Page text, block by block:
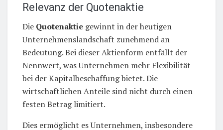
Relevanz der Quotenaktie
Die Quotenaktie gewinnt in der heutigen
Unternehmenslandschaft zunehmend an
Bedeutung. Bei dieser Aktienform entfällt der
Nennwert, was Unternehmen mehr Flexibilität
bei der Kapitalbeschaffung bietet. Die
wirtschaftlichen Anteile sind nicht durch einen
festen Betrag limitiert.
Dies ermöglicht es Unternehmen, insbesondere